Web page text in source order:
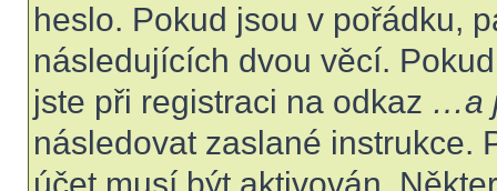
heslo. Pokud jsou v pořádku,
následujících dvou věcí.
jste při registraci na odkaz …a
následovat zaslané instrukce.